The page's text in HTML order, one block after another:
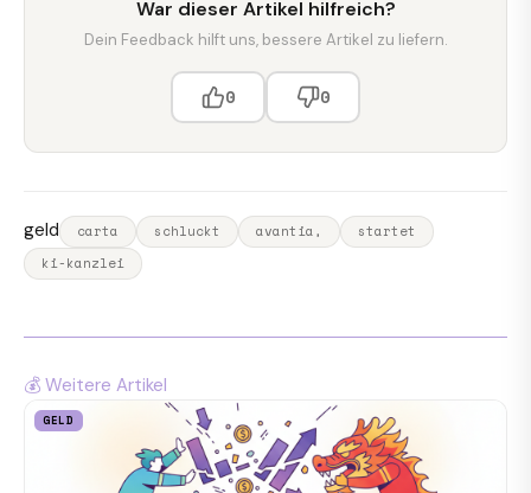
War dieser Artikel hilfreich?
Dein Feedback hilft uns, bessere Artikel zu liefern.
0 0
geld carta schluckt avantia,
startet
ki-kanzlei
💰 Weitere Artikel
GELD